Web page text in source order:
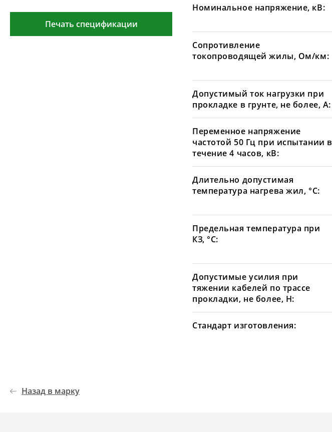
Печать спецификации
Номинальное напряжение, кВ:
Сопротивление
токопроводящей жилы, Ом/км:
Допустимый ток нагрузки при
прокладке в грунте, не более, А:
Переменное напряжение
частотой 50 Гц при испытании в
течение 4 часов, кВ:
Длительно допустимая
температура нагрева жил, °С:
Предельная температура при
КЗ, °С:
Допустимые усилия при
тяжении кабелей по трассе
прокладки, не более, Н:
Стандарт изготовления:
Назад в марку